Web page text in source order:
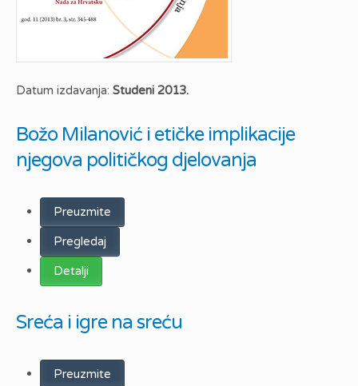
Datum izdavanja: Studeni 2013.
Božo Milanović i etičke implikacije
njegova političkog djelovanja
Preuzmite
Pregledaj
Detalji
Sreća i igre na sreću
Preuzmite